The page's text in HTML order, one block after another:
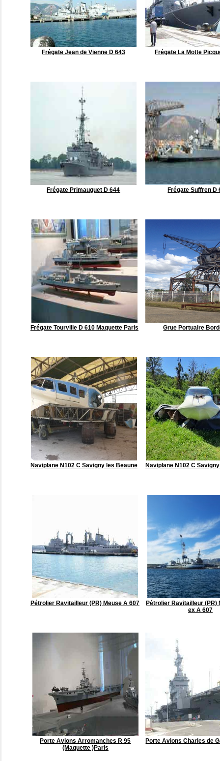
Frégate Jean de Vienne D 643 Frégate La Motte
Frégate Primauguet D 644 Frégate Suffren D
Frégate Tourville D 610 Maquette Paris Grue Portuaire
Naviplane N102 C Savigny les Beaune Naviplane N102 C
Pétrolier Ravitailleur (PR) Meuse A 607
Pétrolier Ravitailleur (PR)
ex A 607
Porte Avions Arromanches R 95
(Maquette )Paris
Porte Avions Charles de